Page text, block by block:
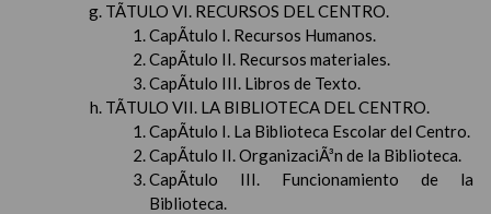
TÃTULO VI. RECURSOS DEL CENTRO.
CapÃ­tulo I. Recursos Humanos.
CapÃ­tulo II. Recursos materiales.
CapÃ­tulo III. Libros de Texto.
TÃTULO VII. LA BIBLIOTECA DEL CENTRO.
CapÃ­tulo I. La Biblioteca Escolar del Centro.
CapÃ­tulo II. OrganizaciÃ³n de la Biblioteca.
CapÃ­tulo III. Funcionamiento de la
Biblioteca.